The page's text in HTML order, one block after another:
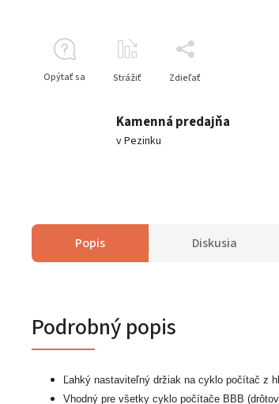
Opýtať sa Strážiť Zdieľať
Kamenná predajňa
v Pezinku
Popis Diskusia
Podrobný popis
Ľahký nastaviteľný držiak na cyklo počítač z
Vhodný pre všetky cyklo počítače BBB